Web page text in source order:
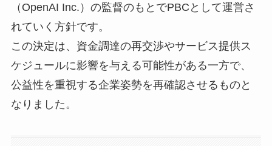
（OpenAI Inc.）の監督のもとでPBCとして運営さ
れていく方針です。
この決定は、資金調達の再交渉やサービス提供ス
ケジュールに影響を与える可能性がある一方で、
公益性を重視する企業姿勢を再確認させるものと
なりました。